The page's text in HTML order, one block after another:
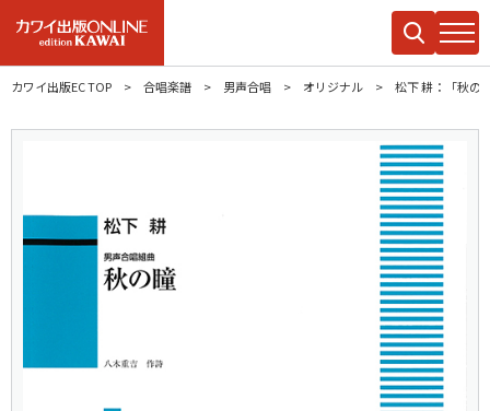
カワイ出版EC TOP 合唱楽譜 男声合唱 オリジナル 松下 耕：「秋の